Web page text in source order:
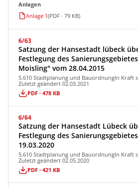
Anlagen
Anlage 1(PDF · 79 KB)
6/63
Satzung der Hansestadt lübeck
Festlegung des
Moisling" vom 28.04.2015
5.610 Stadtplanung und BauordnungIn Kraft
Zuletzt geändert 02.03.2021
PDF · 478 KB
6/64
Satzung der Hansestadt Lübeck
Festlegung des
19.03.2020
5.610 Stadtplanung und BauordnungIn Kraft
Zuletzt geändert 02.05.2020
PDF · 421 KB